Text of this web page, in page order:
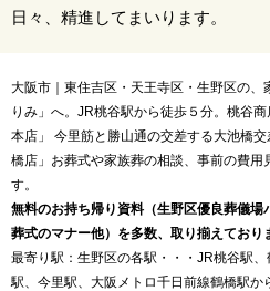
日々、精進してまいります。
大阪市｜東住吉区・天王寺区・生野区の、
りみ」へ。JR桃谷駅から徒歩５分。桃谷
本店」 今里筋と勝山通の交差する大池橋
橋店」お葬式や家族葬の相談、事前の費用
す。
無料のお持ち帰り資料（生野区優良葬儀
葬式のマナー他）を多数、取り揃えており
最寄り駅：生野区の各駅・・・JR桃谷駅
駅、今里駅、大阪メトロ千日前線鶴橋駅か